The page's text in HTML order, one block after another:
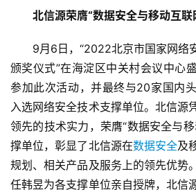
北信源荣膺“数据安全与移动互
9月6日，“2022北京市国家网络
颁奖仪式”在海淀区中关村会议中心
参加此次活动，并最终与20家国内
入选网络安全技术支撑单位。北信源
领先的技术实力，荣膺“数据安全与
撑单位，彰显了北信源在数据安全及
规划、相关产品及服务上的领先优势
任韩昱为各支撑单位亲自授牌，北信